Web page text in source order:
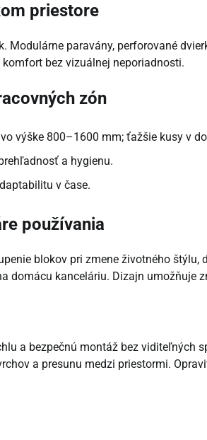
priestore
paravány, perforované
bez vizuálnej neporiadnosti.
zón
výške 800–1600 mm; ťažšie kusy v
a hygienu.
v čase.
používania
blokov pri zmene životného štýlu,
domácu kanceláriu. Dizajn umožňuje
a bezpečnú montáž bez viditeľných
a presunu medzi priestormi.